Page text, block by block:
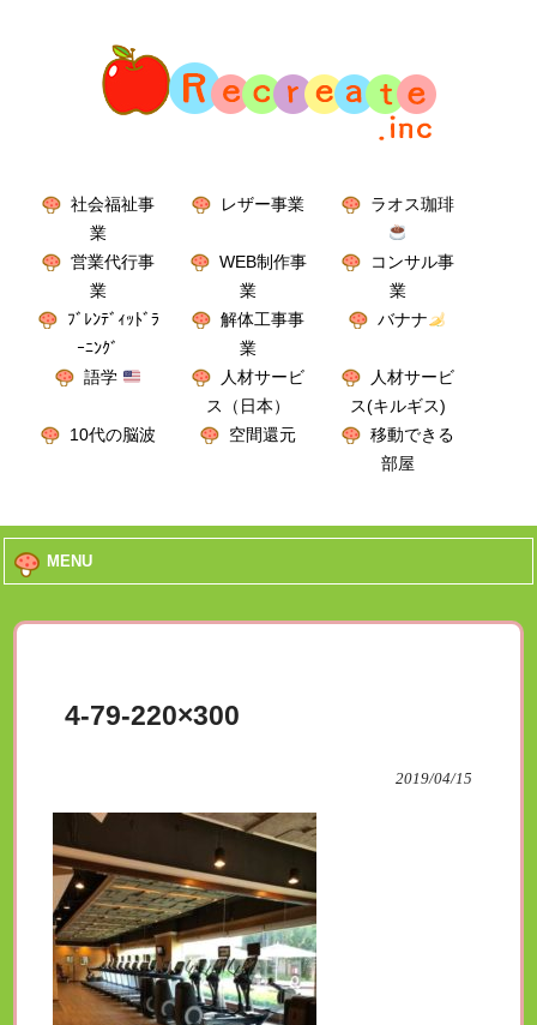
社会福祉事
業
レザー事業 ラオス珈琲
営業代行事
業
WEB制作事
業
コンサル事
業
ﾌﾞﾚﾝﾃﾞｨｯﾄﾞﾗ
ｰﾆﾝｸﾞ
解体工事事
業
バナナ
語学
人材サービ
ス（日本）
人材サービ
ス(キルギス)
10代の脳波
空間還元
移動できる
部屋
MENU
4-79-220×300
2019/04/15